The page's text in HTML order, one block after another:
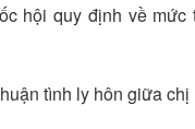
hội quy định về
tình ly hôn giữa